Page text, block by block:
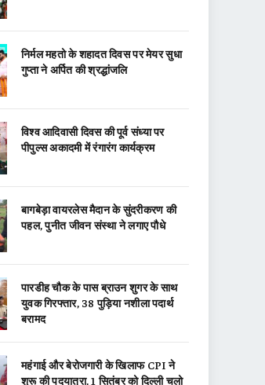
निर्मल महतो के शहादत दिवस पर मेयर सुधा
गुप्ता ने अर्पित की श्रद्धांजलि
विश्व आदिवासी दिवस की पूर्व संध्या पर
पीपुल्स अकादमी में रंगारंग कार्यक्रम
बागबेड़ा वायरलेस मैदान के सुंदरीकरण की
पहल, पुनीत जीवन संस्था ने लगाए पौधे
पारडीह चौक के पास ब्राउन शुगर के साथ
युवक गिरफ्तार, 38 पुड़िया नशीला पदार्थ
बरामद
महंगाई और बेरोजगारी के खिलाफ CPI ने
शुरू की पदयात्रा, 1 सितंबर को दिल्ली चलो